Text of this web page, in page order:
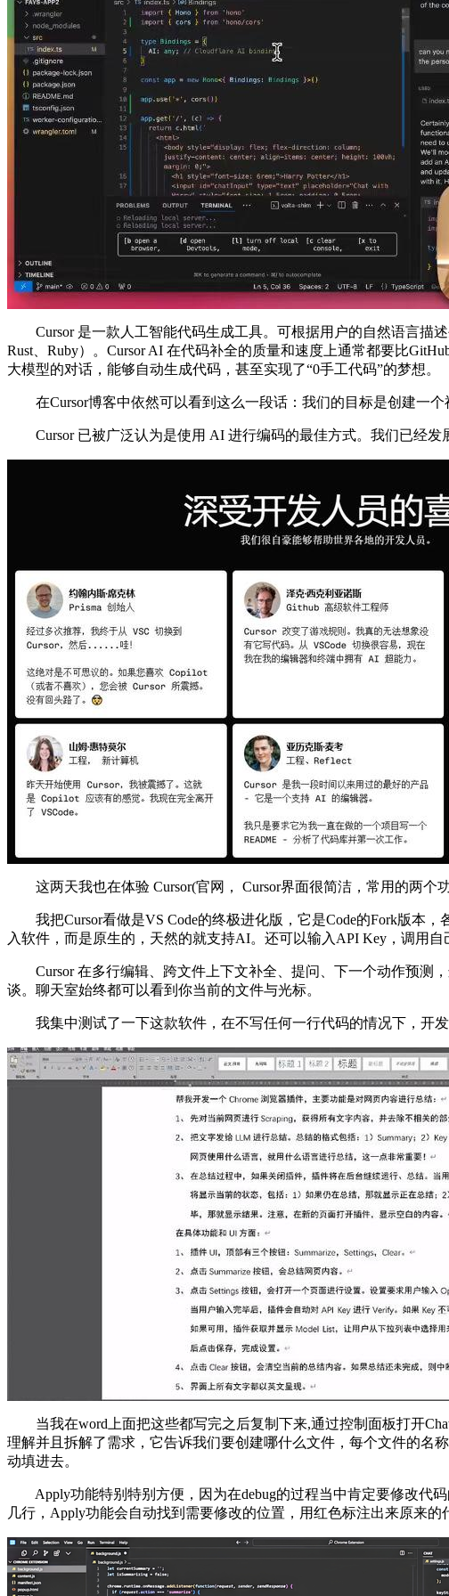
Cursor 是一款人工智能代码生成工具。可根据用户的自然语言描述
Rust、Ruby）。Cursor AI 在代码补全的质量和速度上通常都要比
大模型的对话，能够自动生成代码，甚至实现了“0手工代码”的梦想。
在Cursor博客中依然可以看到这么一段话：我们的目标是创建一个
Cursor 已被广泛认为是使用 AI 进行编码的最佳方式。我们已经发
这两天我也在体验 Cursor(官网， Cursor界面很简洁，常用的两个
我把Cursor看做是VS Code的终极进化版，它是Code的Fork版本，
入软件，而是原生的，天然的就支持AI。还可以输入API Key，调用自
Cursor 在多行编辑、跨文件上下文补全、提问、下一个动作预测，
谈。聊天室始终都可以看到你当前的文件与光标。
我集中测试了一下这款软件，在不写任何一行代码的情况下，开发
当我在word上面把这些都写完之后复制下来,通过控制面板打开
理解并且拆解了需求，它告诉我们要创建哪什么文件，每个文件的名
动填进去。
Apply功能特别特别方便，因为在debug的过程当中肯定要修改代码
几行，Apply功能会自动找到需要修改的位置，用红色标注出来原来